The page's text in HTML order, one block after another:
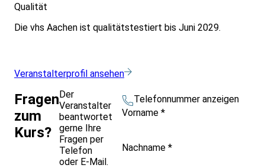
Qualität
Die vhs Aachen ist qualitätstestiert bis Juni 2029.
Veranstalterprofil ansehen
Fragen
zum
Kurs?
Der
Veranstalter
beantwortet
gerne Ihre
Fragen per
Telefon
oder E-Mail.
Telefonnummer anzeigen
Vorname *
Nachname *